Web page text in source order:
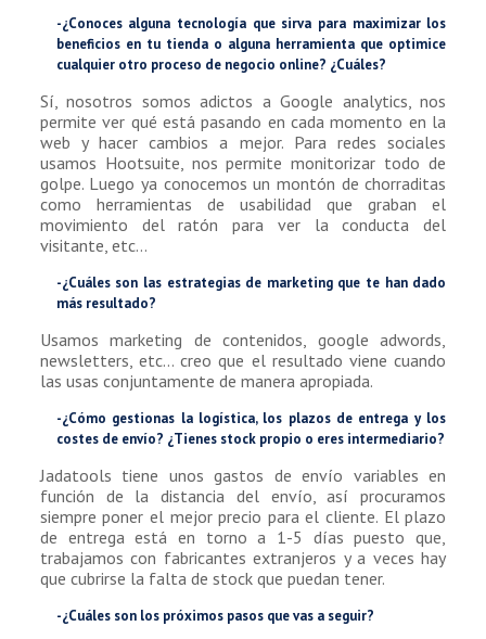
-¿Conoces alguna tecnología que sirva para maximizar los
beneficios en tu tienda o alguna herramienta que optimice
cualquier otro proceso de negocio online? ¿Cuáles?
Sí, nosotros somos adictos a Google analytics, nos
permite ver qué está pasando en cada momento en la
web y hacer cambios a mejor. Para redes sociales
usamos Hootsuite, nos permite monitorizar todo de
golpe. Luego ya conocemos un montón de chorraditas
como herramientas de usabilidad que graban el
movimiento del ratón para ver la conducta del
visitante, etc…
-¿Cuáles son las estrategias de marketing que te han dado
más resultado?
Usamos marketing de contenidos, google adwords,
newsletters, etc… creo que el resultado viene cuando
las usas conjuntamente de manera apropiada.
-¿Cómo gestionas la logística, los plazos de entrega y los
costes de envío? ¿Tienes stock propio o eres intermediario?
Jadatools tiene unos gastos de envío variables en
función de la distancia del envío, así procuramos
siempre poner el mejor precio para el cliente. El plazo
de entrega está en torno a 1-5 días puesto que,
trabajamos con fabricantes extranjeros y a veces hay
que cubrirse la falta de stock que puedan tener.
-¿Cuáles son los próximos pasos que vas a seguir?